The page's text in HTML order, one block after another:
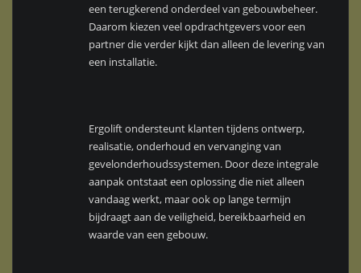
een terugkerend onderdeel van gebouwbeheer.
Daarom kiezen veel opdrachtgevers voor een
partner die verder kijkt dan alleen de levering van
een installatie.
Ergolift ondersteunt klanten tijdens ontwerp,
realisatie, onderhoud en vervanging van
gevelonderhoudssystemen. Door deze integrale
aanpak ontstaat een oplossing die niet alleen
vandaag werkt, maar ook op lange termijn
bijdraagt aan de veiligheid, bereikbaarheid en
waarde van een gebouw.